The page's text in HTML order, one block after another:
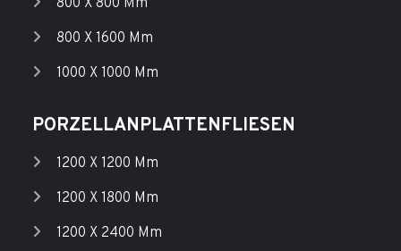
800 X 800 Mm
800 X 1600 Mm
1000 X 1000 Mm
PORZELLANPLATTENFLIESEN
1200 X 1200 Mm
1200 X 1800 Mm
1200 X 2400 Mm